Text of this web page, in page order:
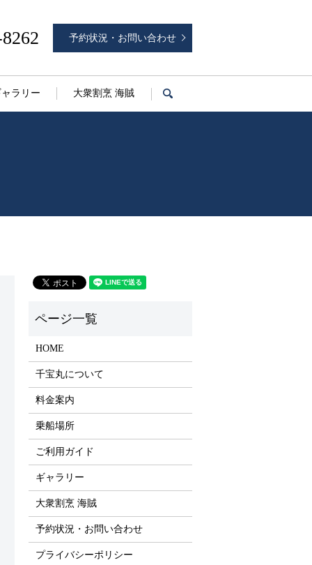
ラリー 大衆割烹 海賊 search
予約状況・お問い合わせ
HOME
千宝丸について
料金案内
乗船場所
ご利用ガイド
ギャラリー
大衆割烹 海賊
予約状況・お問い合わせ
プライバシーポリシー